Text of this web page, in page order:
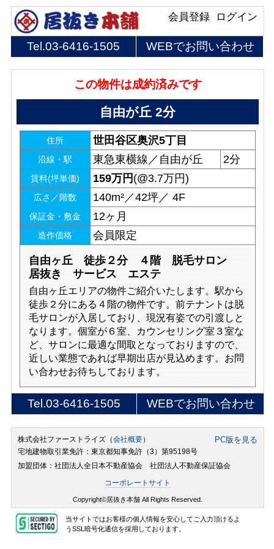
ログイン
会員登録
Tel.03-6416-1505 WEBでお問い合わせ
この物件は成約済みです
自由が丘 2分
住所 世田谷区奥沢5丁目
沿線・駅 東急東横線／自由が丘 2分
賃料(坪単価) 159万円 (@3.7万円)
広さ／階数 140m²／42坪／ 4F
保証金・敷金 12ヶ月
造作価格 会員限定
自由ヶ丘 徒歩２分 ４階 脱毛サロン
居抜き サービス エステ
自由ヶ丘エリアの物件ご紹介いたします。駅から
徒歩２分にある４階の物件です。前テナントは脱
毛サロンが入居しており、現況有姿での引渡しと
なります。個室が６室、カウンセリング室３室な
ど、サロンに最適な間取となっておりますので、
近しい業態であれば早期出店が見込めます。お問
い合わせお待ちしております。
Tel.03-6416-1505 WEBでお問い合わせ
株式会社ファーストライズ（会社概要） PC版を見る
宅地建物取引業免許：東京都知事免許（3）第95198号
加盟団体：社団法人全日本不動産協会 社団法人不動産保証協会
コーポレートサイト
Copyright©居抜き本舗 All Rights Reserved.
当サイトではお客様の個人情報を安心してご入力頂けるよ
うSSL暗号化通信を採用しております。